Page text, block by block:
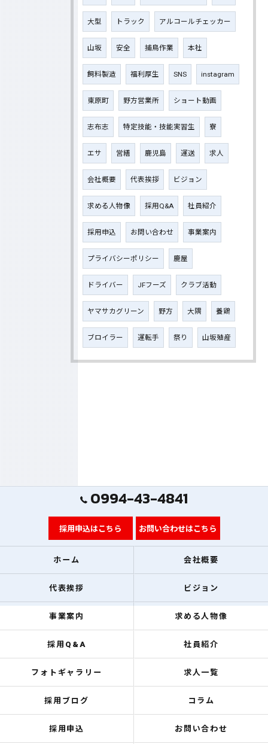
大型 トラック アルコールチェッカー
山坂 安全 捕鳥作業 本社
飼料製造 福利厚生 SNS instagram
東原町 野方営業所 ショート動画
志布志 特定技能・技能実習生 寮
エサ 営繕 鹿児島 運送 求人
会社概要 代表挨拶 ビジョン
求める人物像 採用Q&A 社員紹介
採用申込 お問い合わせ 事業案内
プライバシーポリシー 鹿屋
ドライバー JFフーズ クラブ活動
ヤマサカグリーン 野方 大隅 養鶏
ブロイラー 運転手 祭り 山坂殖産
0994-43-4841
採用申込はこちら お問い合わせはこちら
ホーム 会社概要
代表挨拶 ビジョン
事業案内 求める人物像
採用Q&A 社員紹介
フォトギャラリー 求人一覧
採用ブログ コラム
採用申込 お問い合わせ